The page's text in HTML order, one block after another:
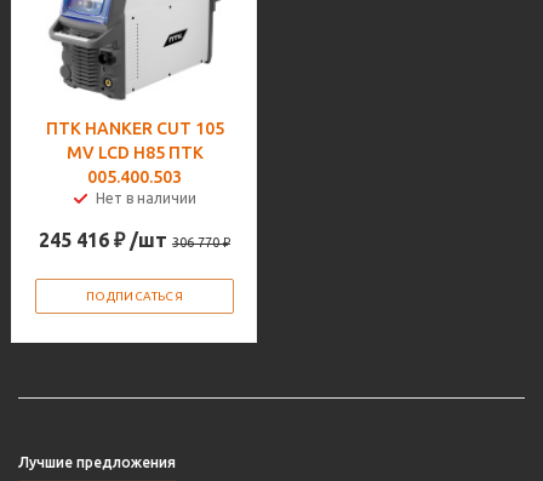
ПТК HANKER CUT 105
MV LCD H85 ПТК
005.400.503
Нет в наличии
245 416 ₽ /шт 306 770₽
ПОДПИСАТЬСЯ
Лучшие предложения